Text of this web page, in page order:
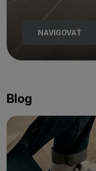
NAVIGOVAŤ
Blog